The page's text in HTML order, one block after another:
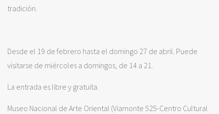
tradición.
Desde el 19 de febrero hasta el domingo 27 de abril. Puede
visitarse de miércoles a domingos, de 14 a 21.
La entrada es libre y gratuita.
Museo Nacional de Arte Oriental (Viamonte 525-Centro Cultural